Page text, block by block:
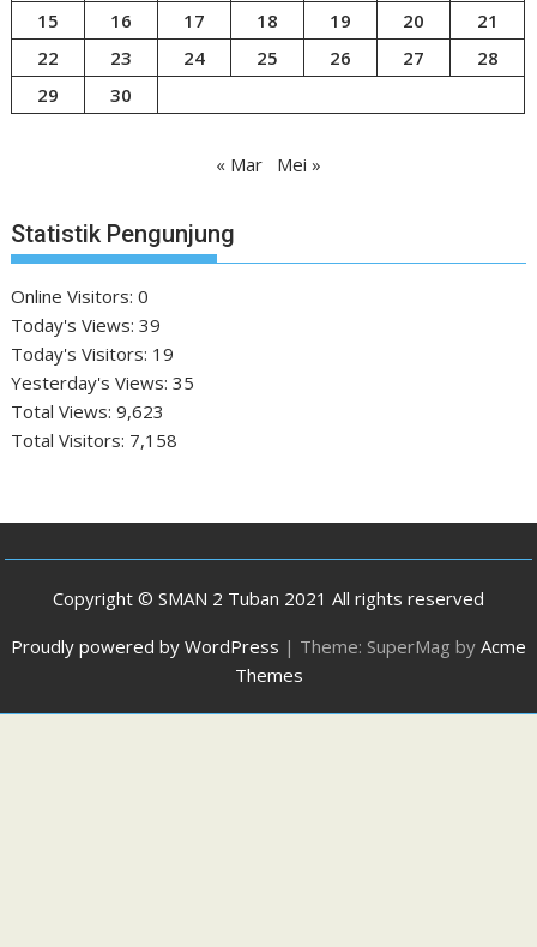
15
16 17 18 19 20
21
22
23 24 25 26 27
28
29
30
« Mar Mei »
Statistik Pengunjung
Online Visitors:0
Today's Views:39
Today's Visitors: 19
Yesterday's Views:35
Total Views:9,623
Total Visitors: 7,158
Copyright © SMAN 2 Tuban 2021 All rights reserved
Proudly powered by WordPress | Theme: SuperMag by Acme
Themes